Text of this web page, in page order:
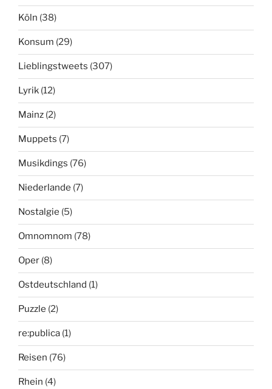
Köln (38)
Konsum (29)
Lieblingstweets (307)
Lyrik (12)
Mainz (2)
Muppets (7)
Musikdings (76)
Niederlande (7)
Nostalgie (5)
Omnomnom (78)
Oper (8)
Ostdeutschland (1)
Puzzle (2)
re:publica (1)
Reisen (76)
Rhein (4)